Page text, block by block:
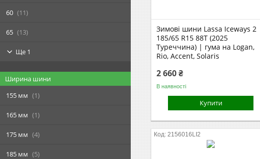
60 11
65 13
Ще 1
Ширина шини
155 мм
1
165 мм 1
175 мм 4
185 мм 5
Зимові шини Lassa Iceways 2
185/65 R15 88T (2025
Туреччина) | гума на Logan,
Rio, Accent, Solaris
2 660 ₴
В наявності
Купити
2156016LI2